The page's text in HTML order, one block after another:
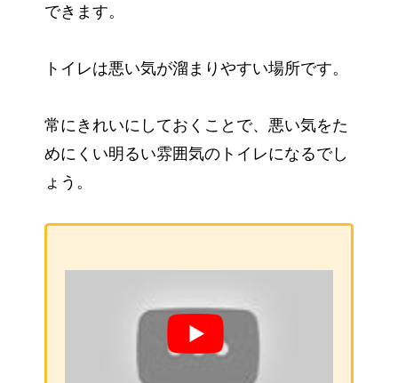
できます。
トイレは悪い気が溜まりやすい場所です。
常にきれいにしておくことで、悪い気をた
めにくい明るい雰囲気のトイレになるでし
ょう。